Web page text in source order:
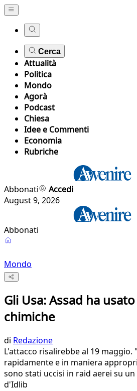
Cerca
Attualità
Politica
Mondo
Agorà
Podcast
Chiesa
Idee e Commenti
Economia
Rubriche
Abbonati
Accedi
August 9, 2026
Abbonati
Mondo
Gli Usa: Assad ha
chimiche
di Redazione
L'attacco risalirebbe al 19 maggio.
rapidamente e in maniera
sono stati uccisi in raid aerei su
d'Idlib